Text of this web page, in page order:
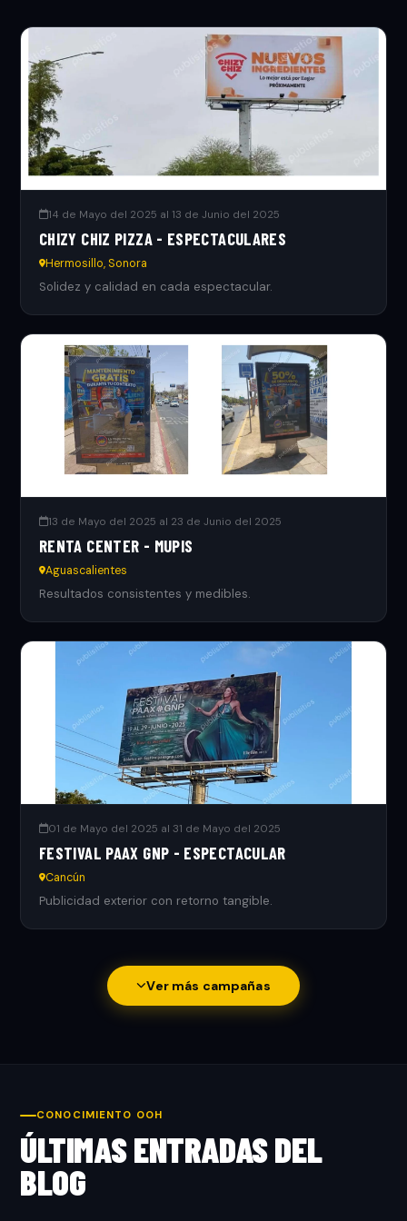
14 de Mayo del 2025 al 13 de Junio del 2025
CHIZY CHIZ PIZZA - ESPECTACULARES
Hermosillo, Sonora
Solidez y calidad en cada espectacular.
13 de Mayo del 2025 al 23 de Junio del 2025
RENTA CENTER - MUPIS
Aguascalientes
Resultados consistentes y medibles.
01 de Mayo del 2025 al 31 de Mayo del 2025
FESTIVAL PAAX GNP - ESPECTACULAR
Cancún
Publicidad exterior con retorno tangible.
Ver más campañas
CONOCIMIENTO OOH
ÚLTIMAS ENTRADAS DEL
BLOG